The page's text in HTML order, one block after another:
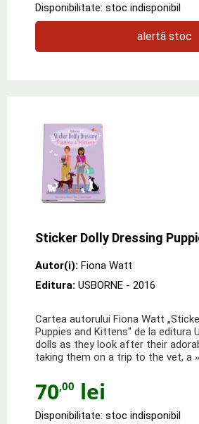
Disponibilitate: stoc indisponibil
alertă stoc
Sticker Dolly Dressing
Autor(i): Fiona Watt
Editura: USBORNE - 2016
Cartea autorului Fiona Watt
Puppies and Kittens" de la editura
dolls as they look after their
taking them on a trip to the vet, a
70,00 lei
Disponibilitate: stoc indisponibil